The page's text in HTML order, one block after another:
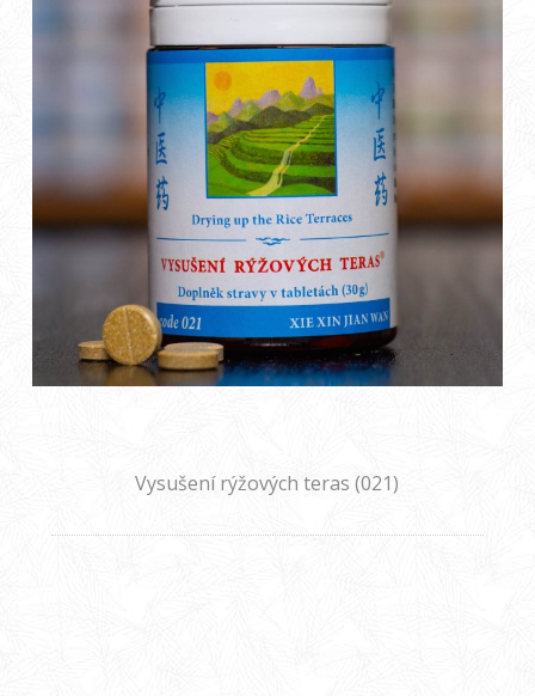
Vysušení rýžových teras (021)